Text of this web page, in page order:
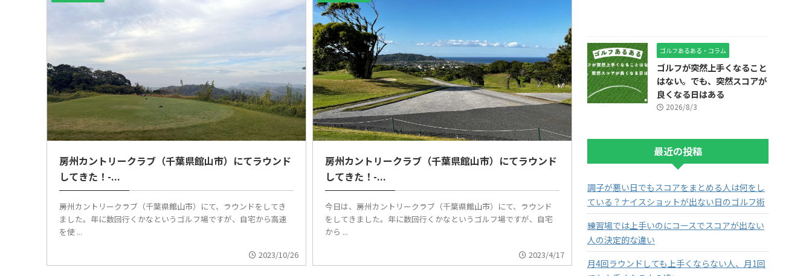
房州カントリークラブ（千葉県館山市）にてラウンド
してきた！-...
房州カントリークラブ（千葉県館山市）にて、ラウンドをしてき
ました。年に数回行くかなというゴルフ場ですが、自宅から高速
を使 ...
2023/10/26
房州カントリークラブ（千葉県館山市）にてラウンド
してきた！-...
今日は、房州カントリークラブ（千葉県館山市）にて、ラウンド
をしてきました。年に数回行くかなというゴルフ場ですが、自宅
から ...
2023/4/17
ゴルフあるある・コラム
ゴルフが突然上手くなること
はない。でも、突然スコアが
良くなる日はある
2026/8/3
最近の投稿
調子が悪い日でもスコアをまとめる人は何をし
ている？ナイスショットが出ない日のゴルフ術
練習場では上手いのにコースでスコアが出ない
人の決定的な違い
月4回ラウンドしても上手くならない人、月1回